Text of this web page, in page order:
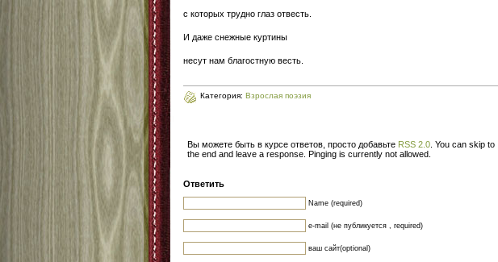
с которых трудно глаз отвесть.
И даже снежные куртины
несут нам благостную весть.
Категория: Взрослая поэзия
Вы можете быть в курсе ответов, просто добавьте RSS 2.0 . You can skip to
the end and leave a response. Pinging is currently not allowed.
Ответить
Name (required)
e-mail (не публикуется , required)
ваш сайт(optional)